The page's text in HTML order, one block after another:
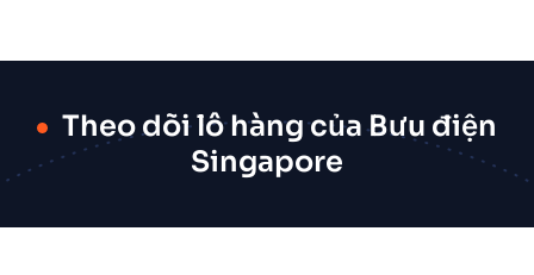
Theo dõi lô hàng của Bưu điện
Singapore